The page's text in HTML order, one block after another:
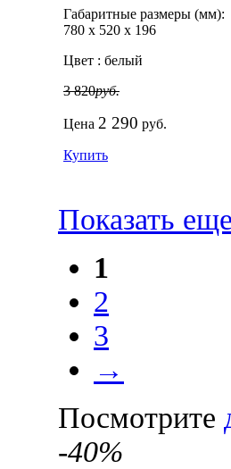
Габаритные размеры (мм):
780 х 520 х 196
Цвет : белый
3 820руб.
Цена 2 290 руб.
Купить
Показать
1
2
3
→
Посмотрите
-40%